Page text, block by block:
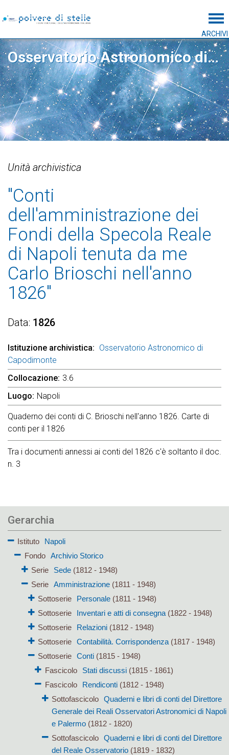
ARCHIVI
Osservatorio Astronomico di Capodimonte
Unità archivistica
"Conti
dell'amministrazione dei
Fondi della Specola Reale
di Napoli tenuta da me
Carlo Brioschi nell'anno
1826"
Data 1826
Istituzione archivistica
Osservatorio Astronomico di
Capodimonte
Collocazione 3.6
Luogo Napoli
Quaderno dei conti di C. Brioschi nell'anno 1826. Carte di
conti per il 1826
Tra i documenti annessi ai conti del 1826 c'è soltanto il doc.
n. 3
Gerarchia
Istituto
Napoli
Fondo
Archivio Storico
Serie
Sede(1812 - 1948)
Serie Amministrazione(1811 - 1948)
Sottoserie
Personale (1811 - 1948)
Sottoserie
Inventari e atti di consegna (1822 - 1948)
Sottoserie
Relazioni (1812 - 1948)
Sottoserie
Contabilità. Corrispondenza (1817 - 1948)
Sottoserie
Conti (1815 - 1948)
Fascicolo
Stati discussi(1815 - 1861)
Fascicolo
Rendiconti(1812 - 1948)
Sottofascicolo Quaderni e libri di conti del Direttore
Generale dei Reali Osservatori Astronomici di Napoli
e Palermo(1812 - 1820)
Sottofascicolo Quaderni e libri di conti del Direttore
del Reale Osservatorio(1819 - 1832)